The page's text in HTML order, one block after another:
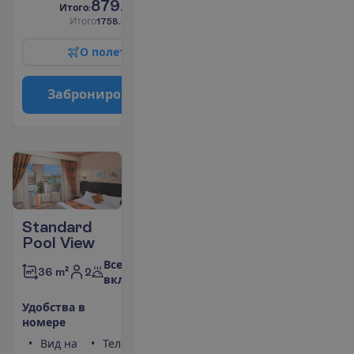
И того:879.00
Итого1758.00
О полет
Заброниро
Standard
Pool View
36 m² 2
Все
включено
Удобства в
номере
Вид на
Телефон